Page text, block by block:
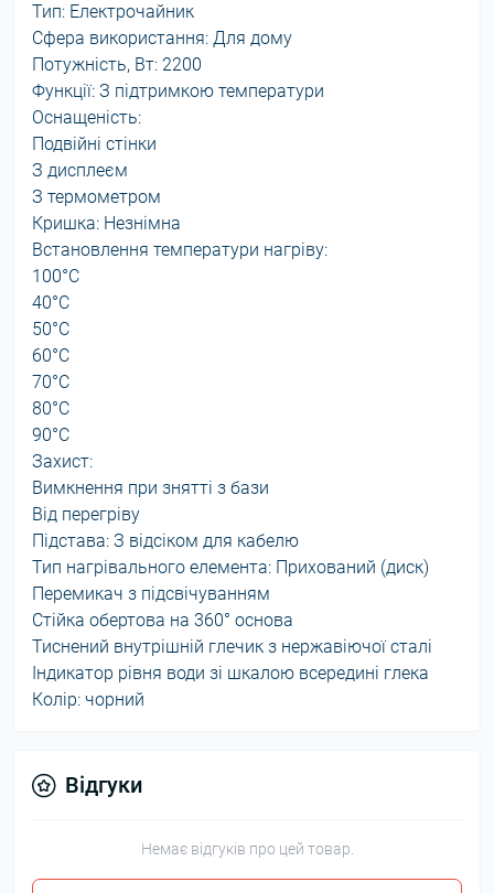
Тип: Електрочайник
Сфера використання: Для дому
Потужність, Вт: 2200
Функції: З підтримкою температури
Оснащеність:
Подвійні стінки
З дисплеєм
З термометром
Кришка: Незнімна
Встановлення температури нагріву:
100°C
40°C
50°C
60°C
70°C
80°C
90°C
Захист:
Вимкнення при знятті з бази
Від перегріву
Підстава: З відсіком для кабелю
Тип нагрівального елемента: Прихований (диск)
Перемикач з підсвічуванням
Стійка обертова на 360° основа
Тиснений внутрішній глечик з нержавіючої сталі
Індикатор рівня води зі шкалою всередині глека
Колір: чорний
Відгуки
Немає відгуків про цей товар.